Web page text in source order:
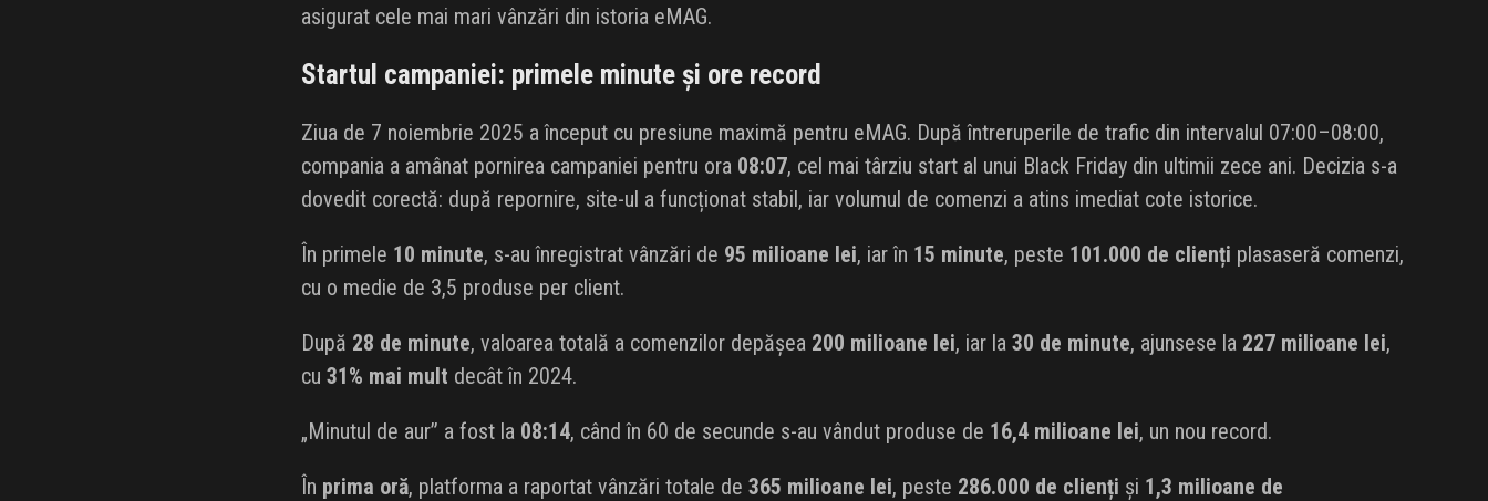
asigurat cele mai mari vânzări din istoria eMAG.
Startul campaniei: primele minute și ore record
Ziua de 7 noiembrie 2025 a început cu presiune maximă pentru eMAG. După întreruperile de trafic din intervalul 07:00–08:00,
compania a amânat pornirea campaniei pentru ora 08:07, cel mai târziu start al unui Black Friday din ultimii zece ani. Decizia s-a
dovedit corectă: după repornire, site-ul a funcționat stabil, iar volumul de comenzi a atins imediat cote istorice.
În primele 10 minute, s-au înregistrat vânzări de 95 milioane lei, iar în 15 minute, peste 101.000 de clienți plasaseră comenzi,
cu o medie de 3,5 produse per client.
După 28 de minute, valoarea totală a comenzilor depășea 200 milioane lei, iar la 30 de minute, ajunsese la 227 milioane lei,
cu 31% mai mult decât în 2024.
„Minutul de aur” a fost la 08:14, când în 60 de secunde s-au vândut produse de 16,4 milioane lei, un nou record.
În prima oră, platforma a raportat vânzări totale de 365 milioane lei, peste 286.000 de clienți și 1,3 milioane de